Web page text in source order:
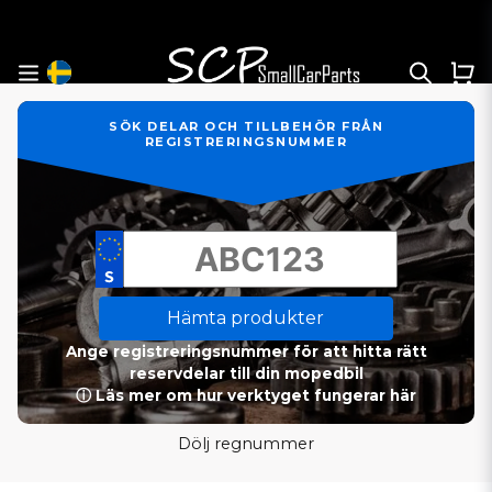
SÖK DELAR OCH TILLBEHÖR FRÅN
REGISTRERINGSNUMMER
Hämta produkter
Ange registreringsnummer för att hitta rätt
reservdelar till din mopedbil
ⓘ Läs mer om hur verktyget fungerar här
Dölj regnummer